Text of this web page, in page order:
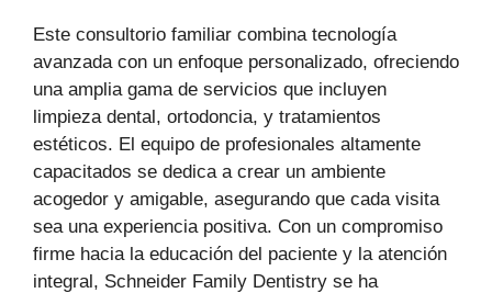
Este consultorio familiar combina tecnología
avanzada con un enfoque personalizado, ofreciendo
una amplia gama de servicios que incluyen
limpieza dental, ortodoncia, y tratamientos
estéticos. El equipo de profesionales altamente
capacitados se dedica a crear un ambiente
acogedor y amigable, asegurando que cada visita
sea una experiencia positiva. Con un compromiso
firme hacia la educación del paciente y la atención
integral, Schneider Family Dentistry se ha